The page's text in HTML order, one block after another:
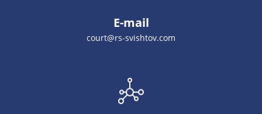
E-mail
court@rs-svishtov.com